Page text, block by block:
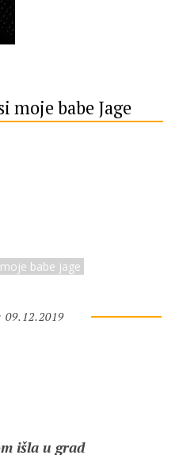
moje babe Jage
babe jage
09.12.2019
išla u grad